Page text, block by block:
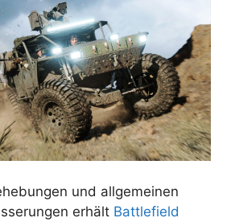
und allgemeinen
erhält Battlefield